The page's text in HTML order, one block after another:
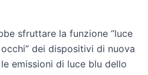
sfruttare la funzione “luce
dei dispositivi di nuova
emissioni di luce blu dello